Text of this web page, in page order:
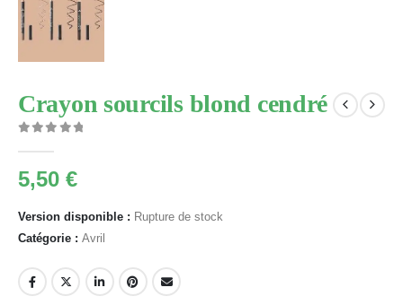
Crayon sourcils blond cendré
5,50 €
Version disponible : Rupture de stock
Catégorie : Avril